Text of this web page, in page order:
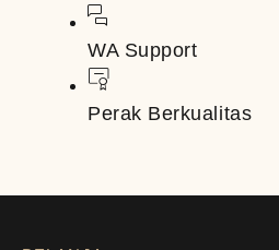
WA Support
Perak Berkualitas